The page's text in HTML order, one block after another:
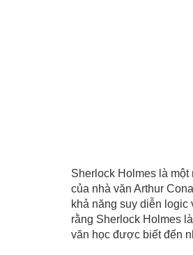
Sherlock Holmes là
của nhà văn Arthur
khả năng suy diễn
rằng Sherlock Holmes
văn học được biết đến